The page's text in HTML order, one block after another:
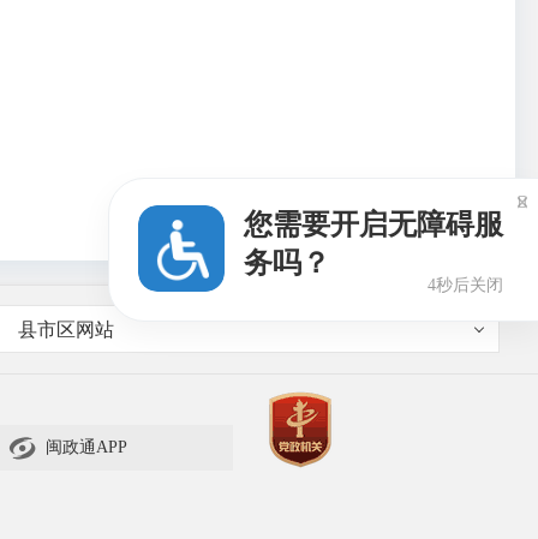
县市区网站
 闽政通APP
您需要开启无障碍服
务吗？
3秒后关闭
